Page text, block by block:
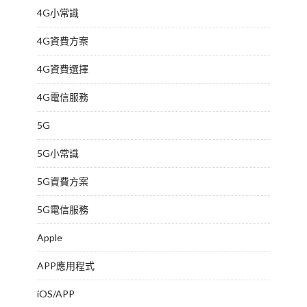
4G小常識
4G資費方案
4G資費選擇
4G電信服務
5G
5G小常識
5G資費方案
5G電信服務
Apple
APP應用程式
iOS/APP